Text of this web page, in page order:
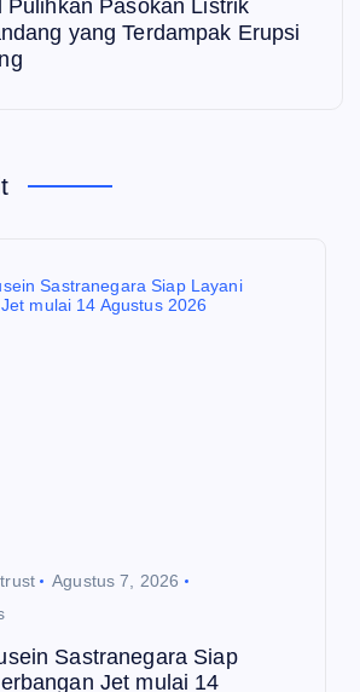
Pulihkan Pasokan Listrik
yang Terdampak Erupsi
Agustus 7, 2026
Sastranegara Siap
Jet mulai 14